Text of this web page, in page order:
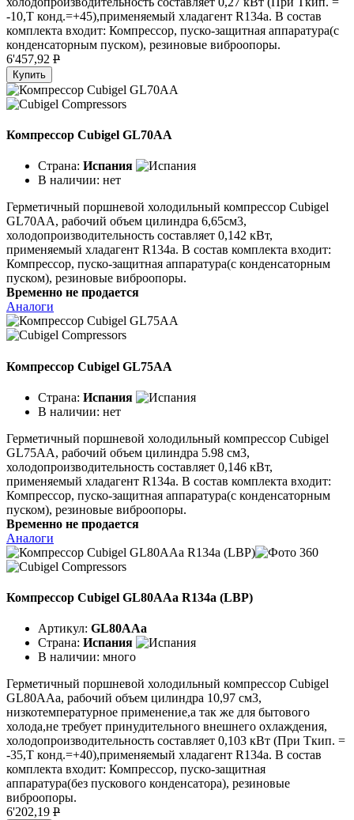
-10,Т конд.=+45),применяемый хладагент R134a. В состав
комплекта входит: Компрессор, пуско-защитная аппаратура(с
конденсаторным пуском), резиновые виброопоры.
6'457,92 P
Купить
Компрессор Cubigel GL70AA
Страна: Испания
В наличии: нет
Герметичный поршневой холодильный компрессор Cubigel
GL70AA, рабочий объем цилиндра 6,65см3,
холодопроизводительность составляет 0,142 кВт,
применяемый хладагент R134a. В состав комплекта входит:
Компрессор, пуско-защитная аппаратура(с конденсаторным
пуском), резиновые виброопоры.
Временно не продается
Аналоги
Компрессор Cubigel GL75AA
Страна: Испания
В наличии: нет
Герметичный поршневой холодильный компрессор Cubigel
GL75AA, рабочий объем цилиндра 5.98 см3,
холодопроизводительность составляет 0,146 кВт,
применяемый хладагент R134a. В состав комплекта входит:
Компрессор, пуско-защитная аппаратура(с конденсаторным
пуском), резиновые виброопоры.
Временно не продается
Аналоги
Компрессор Cubigel GL80AAa R134a (LBP)
Артикул: GL80AAa
Страна: Испания
В наличии: много
Герметичный поршневой холодильный компрессор Cubigel
GL80AAa, рабочий объем цилиндра 10,97 см3,
низкотемпературное применение,а так же для бытового
холода,не требует принудительного внешнего охлаждения,
холодопроизводительность составляет 0,103 кВт (При Ткип. =
-35,Т конд.=+40),применяемый хладагент R134a. В состав
комплекта входит: Компрессор, пуско-защитная
аппаратура(без пускового конденсатора), резиновые
виброопоры.
6'202,19 P